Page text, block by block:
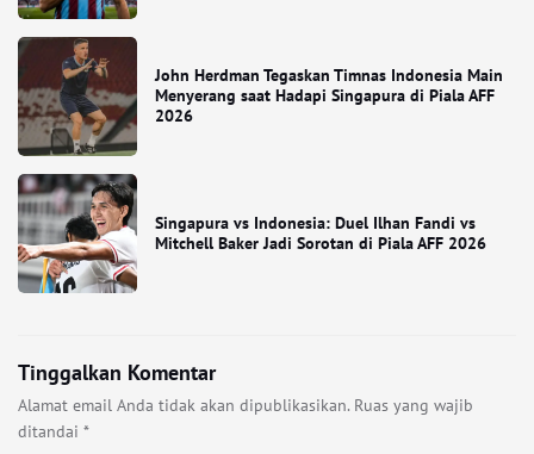
John Herdman Tegaskan Timnas Indonesia Main
Menyerang saat Hadapi Singapura di Piala AFF
2026
Singapura vs Indonesia: Duel Ilhan Fandi vs
Mitchell Baker Jadi Sorotan di Piala AFF 2026
Tinggalkan Komentar
Alamat email Anda tidak akan dipublikasikan. Ruas yang wajib
ditandai *